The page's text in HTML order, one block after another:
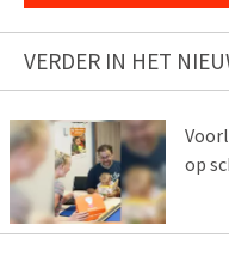
VERDER IN HET
op